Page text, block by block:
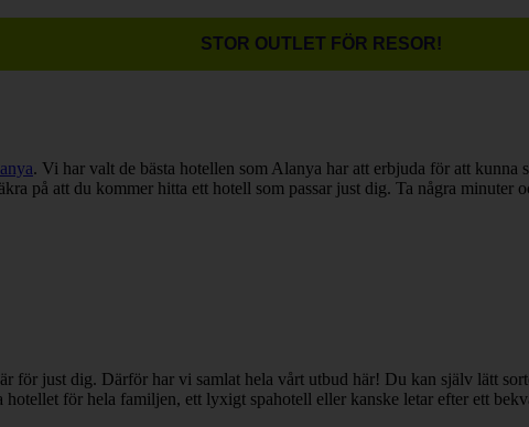
STOR OUTLET FÖR RESOR!
. Vi har valt de bästa hotellen som Alanya har att erbjuda för att kunna
på att du kommer hitta ett hotell som passar just dig. Ta några minuter
för just dig. Därför har vi samlat hela vårt utbud här! Du kan själv lätt
för hela familjen, ett lyxigt spahotell eller kanske letar efter ett